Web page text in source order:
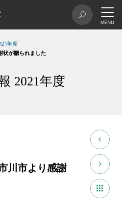
年度
状が贈られました
2021年度
川市より感謝